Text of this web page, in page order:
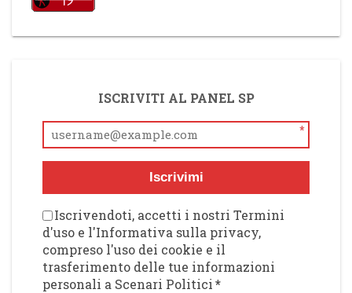
ISCRIVITI AL PANEL SP
*
Iscrivimi
Iscrivendoti, accetti i nostri Termini
d'uso e l'Informativa sulla privacy,
compreso l'uso dei cookie e il
trasferimento delle tue informazioni
personali a Scenari Politici*